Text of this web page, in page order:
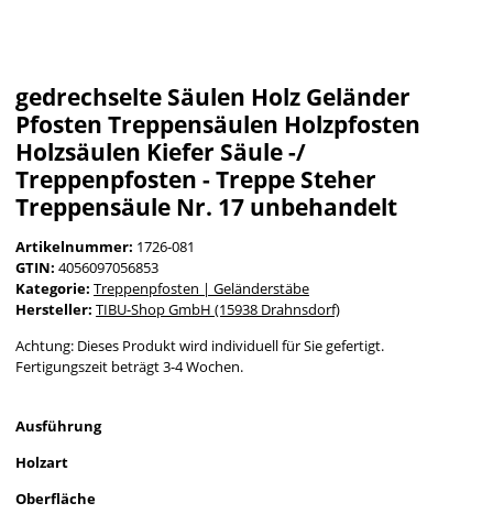
gedrechselte Säulen Holz Geländer
Pfosten Treppensäulen Holzpfosten
Holzsäulen Kiefer Säule -/
Treppenpfosten - Treppe Steher
Treppensäule Nr. 17 unbehandelt
Artikelnummer: 1726-081
GTIN: 4056097056853
Kategorie: Treppenpfosten | Geländerstäbe
Hersteller: TIBU-Shop GmbH (15938 Drahnsdorf)
Achtung: Dieses Produkt wird individuell für Sie gefertigt.
Fertigungszeit beträgt 3-4 Wochen.
Ausführung
Holzart
Oberfläche